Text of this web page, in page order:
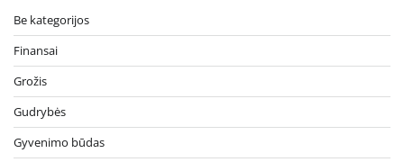
Be kategorijos
Finansai
Grožis
Gudrybės
Gyvenimo būdas